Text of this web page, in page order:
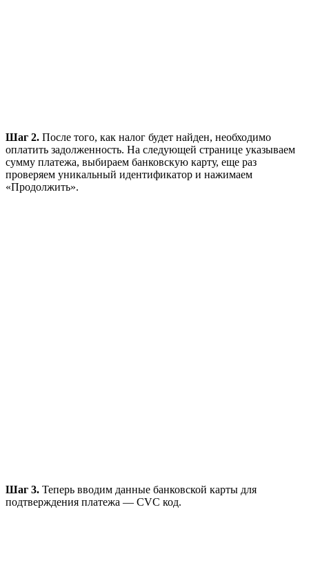
Шаг 2. После того, как налог будет найден, необходимо
оплатить задолженность. На следующей странице указываем
сумму платежа, выбираем банковскую карту, еще раз
проверяем уникальный идентификатор и нажимаем
«Продолжить».
Шаг 3. Теперь вводим данные банковской карты для
подтверждения платежа — CVC код.